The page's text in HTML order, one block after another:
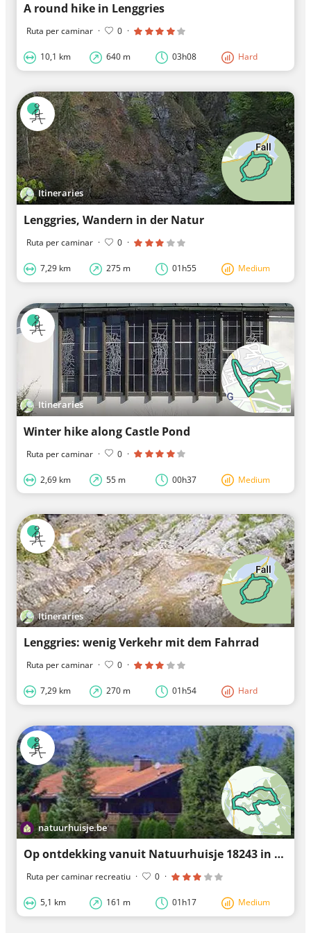
A round hike in Lenggries
Ruta per caminar · 0 ·
10,1 km 640 m 03h08 Hard
Itineraries
Lenggries, Wandern in der Natur
Ruta per caminar · 0 ·
7,29 km 275 m 01h55 Medium
Itineraries
Winter hike along Castle Pond
Ruta per caminar · 0 ·
2,69 km 55 m 00h37 Medium
Itineraries
Lenggries: wenig Verkehr mit dem Fahrrad
Ruta per caminar · 0 ·
7,29 km 270 m 01h54 Hard
natuurhuisje.be
Op ontdekking vanuit Natuurhuisje 18243 in Lenggries
Ruta per caminar recreatiu · 0 ·
5,1 km 161 m 01h17 Medium